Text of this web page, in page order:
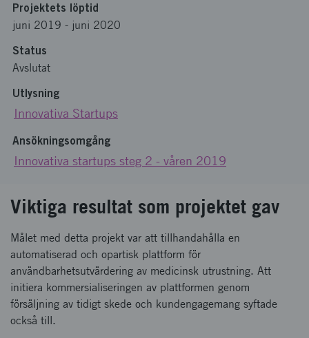
Projektets löptid
juni 2019 - juni 2020
Status
Avslutat
Utlysning
Innovativa Startups
Ansökningsomgång
Innovativa startups steg 2 - våren 2019
Viktiga resultat som projektet gav
Målet med detta projekt var att tillhandahålla en
automatiserad och opartisk plattform för
användbarhetsutvärdering av medicinsk utrustning. Att
initiera kommersialiseringen av plattformen genom
försäljning av tidigt skede och kundengagemang syftade
också till.